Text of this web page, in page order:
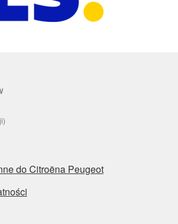
do Citroëna Peugeot